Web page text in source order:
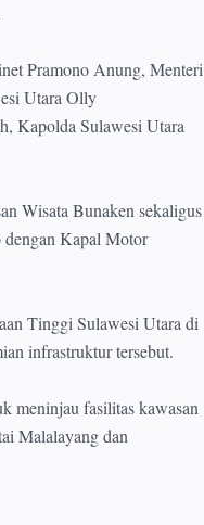
Pramono Anung, Menteri
Utara Olly
Kapolda Sulawesi Utara
Wisata Bunaken sekaligus
dengan Kapal Motor
Tinggi Sulawesi Utara di
infrastruktur tersebut.
meninjau fasilitas kawasan
Malalayang dan